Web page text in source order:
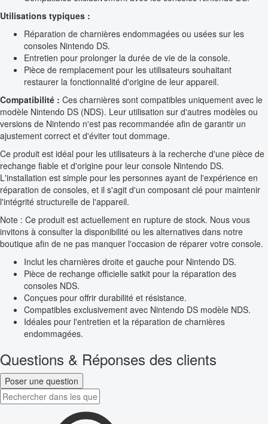
Utilisations typiques :
Réparation de charnières endommagées ou usées sur les
consoles Nintendo DS.
Entretien pour prolonger la durée de vie de la console.
Pièce de remplacement pour les utilisateurs souhaitant
restaurer la fonctionnalité d'origine de leur appareil.
Compatibilité : Ces charnières sont compatibles uniquement avec le
modèle Nintendo DS (NDS). Leur utilisation sur d'autres modèles ou
versions de Nintendo n'est pas recommandée afin de garantir un
ajustement correct et d'éviter tout dommage.
Ce produit est idéal pour les utilisateurs à la recherche d'une pièce de
rechange fiable et d'origine pour leur console Nintendo DS.
L'installation est simple pour les personnes ayant de l'expérience en
réparation de consoles, et il s'agit d'un composant clé pour maintenir
l'intégrité structurelle de l'appareil.
Note : Ce produit est actuellement en rupture de stock. Nous vous
invitons à consulter la disponibilité ou les alternatives dans notre
boutique afin de ne pas manquer l'occasion de réparer votre console.
Inclut les charnières droite et gauche pour Nintendo DS.
Pièce de rechange officielle satkit pour la réparation des
consoles NDS.
Conçues pour offrir durabilité et résistance.
Compatibles exclusivement avec Nintendo DS modèle NDS.
Idéales pour l'entretien et la réparation de charnières
endommagées.
Questions & Réponses des clients
Poser une question